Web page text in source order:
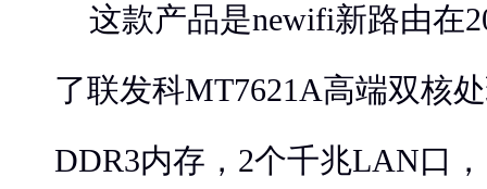
这款产品是newifi新路由在
了联发科MT7621A高端双核
DDR3内存，2个千兆LAN口